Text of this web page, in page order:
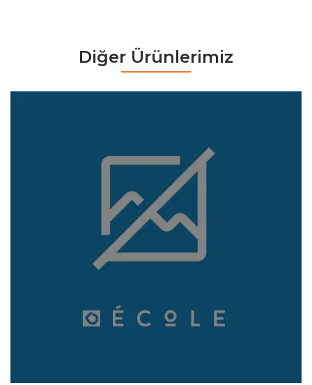
Diğer Ürünlerimiz